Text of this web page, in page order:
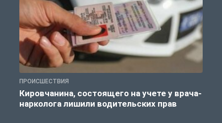
ПРОИСШЕСТВИЯ
Кировчанина, состоящего на учете у врача-
нарколога лишили водительских прав